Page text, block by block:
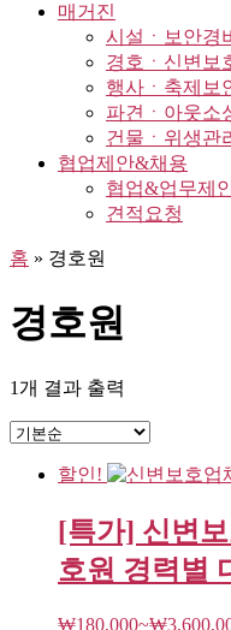
매거진
시설ㆍ보안경비
경호ㆍ신변보
행사ㆍ축제보
파견ㆍ아웃소
건물ㆍ위생관
협업제안&채용
협업&업무제
견적요청
홈 » 경호원
경호원
1개 결과 출력
할인!
[특가] 신변
호원 경력별
₩180,000~₩